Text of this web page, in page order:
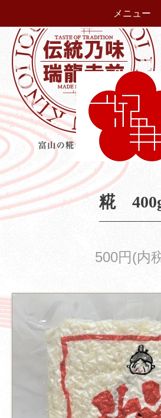
メニュー
糀
500円(内